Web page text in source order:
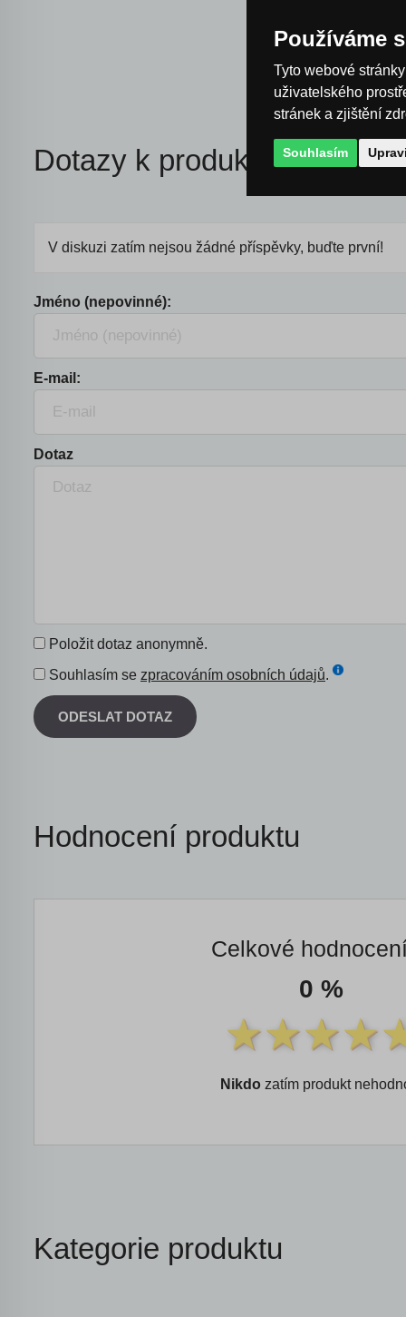
Dotazy k produktu
V diskuzi zatím nejsou žádné příspěvky, buďte první!
Jméno (nepovinné):
E-mail:
Dotaz
Položit dotaz anonymně.
Souhlasím se zpracováním osobních údajů.
ODESLAT DOTAZ
Hodnocení produktu
Celkové
0 %
Nikdo zatím produkt
Kategorie produktu
Používáme
Tyto webové
uživatelského
stránek a zjištění
Souhlasím